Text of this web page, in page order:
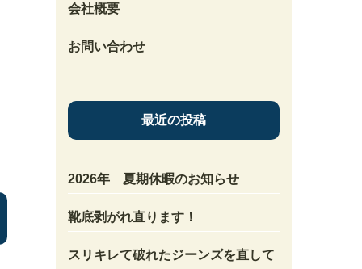
会社概要
お問い合わせ
最近の投稿
2026年 夏期休暇のお知らせ
靴底剥がれ直ります！
スリキレて破れたジーンズを直して